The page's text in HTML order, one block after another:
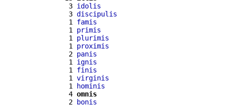
  3
idolis
  3
discipulis
  1
famis
  1
primis
  1
plurimis
  1
proximis
  2
panis
  1
ignis
  1
finis
  1
virginis
  1
hominis
  4
omnis
  2
bonis